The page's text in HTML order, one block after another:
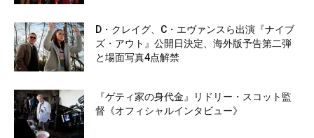
D・クレイグ、C・エヴァンスら出演『ナイブ
ズ・アウト』公開日決定、海外版予告第二弾
と場面写真4点解禁
『ゲティ家の身代金』リドリー・スコット監
督《オフィシャルインタビュー》